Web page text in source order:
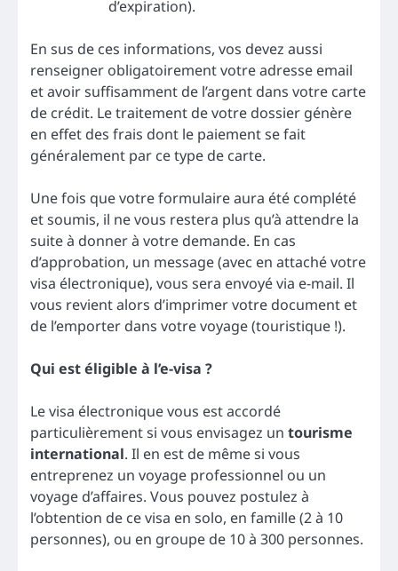
d’expiration).
En sus de ces informations, vos devez aussi
renseigner obligatoirement votre adresse email
et avoir suffisamment de l’argent dans votre carte
de crédit. Le traitement de votre dossier génère
en effet des frais dont le paiement se fait
généralement par ce type de carte.
Une fois que votre formulaire aura été complété
et soumis, il ne vous restera plus qu’à attendre la
suite à donner à votre demande. En cas
d’approbation, un message (avec en attaché votre
visa électronique), vous sera envoyé via e-mail. Il
vous revient alors d’imprimer votre document et
de l’emporter dans votre voyage (touristique !).
Qui est éligible à l’e-visa ?
Le visa électronique vous est accordé
particulièrement si vous envisagez un tourisme
international. Il en est de même si vous
entreprenez un voyage professionnel ou un
voyage d’affaires. Vous pouvez postulez à
l’obtention de ce visa en solo, en famille (2 à 10
personnes), ou en groupe de 10 à 300 personnes.